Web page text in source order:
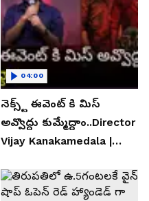
నెక్స్ట్ ఈవెంట్ కి మిస్
అవ్వొద్దు కుమ్మేద్దాం..Director
Vijay Kanakamedala |
04:00